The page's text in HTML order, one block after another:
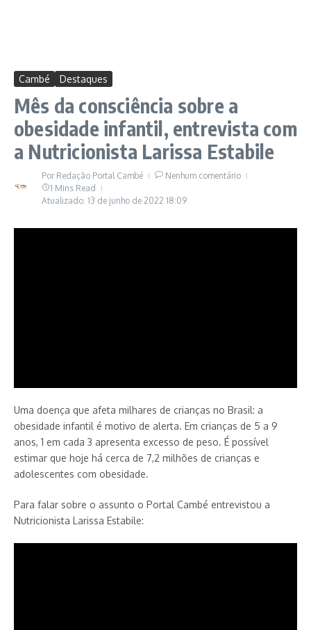
Cambé Destaques
Mês da consciência sobre a
obesidade infantil, entrevista com
a Nutricionista Larissa Estabile
Por Redação Portal Cambé
Nenhum comentário
1 Mins Read
Atualizado: 13 de junho de 2022 18:09
Uma doença que afeta milhares de crianças no Brasil: a
obesidade infantil é motivo de alerta. Em crianças de 5 a 9
anos, 1 em cada 3 apresenta excesso de peso. É possível
estimar que hoje há cerca de 7,2 milhões de crianças e
adolescentes com obesidade.
Para falar sobre o assunto o Portal Cambé entrevistou a
Nutricionista Larissa Estabile: